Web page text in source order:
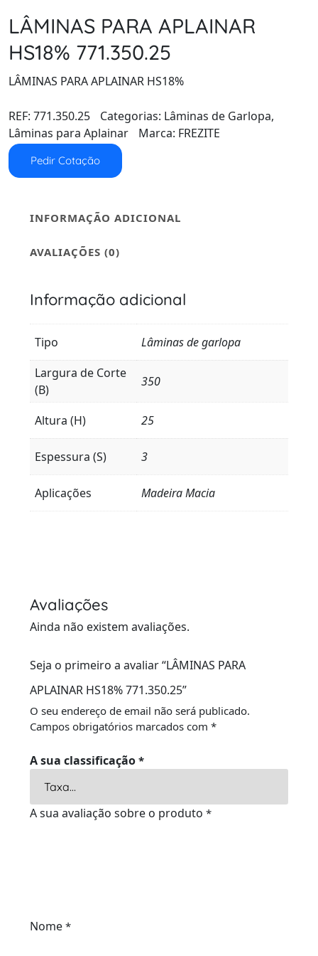
LÂMINAS PARA APLAINAR
HS18% 771.350.25
LÂMINAS PARA APLAINAR HS18%
REF: 771.350.25 Categorias: Lâminas de Garlopa,
Lâminas para Aplainar
Marca: FREZITE
Pedir Cotação
INFORMAÇÃO ADICIONAL
AVALIAÇÕES (0)
Informação adicional
Tipo
Lâminas de garlopa
Largura de Corte
(B)
350
Altura (H) 25
Espessura (S) 3
Aplicações Madeira Macia
Avaliações
Ainda não existem avaliações.
Seja o primeiro a avaliar “LÂMINAS PARA
APLAINAR HS18% 771.350.25”
O seu endereço de email não será publicado.
Campos obrigatórios marcados com *
A sua classificação *
A sua avaliação sobre o produto *
Nome *